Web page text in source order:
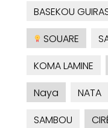
BASEKOU
SOUARE
KOMA LAMINE
Naya
NATA
SAMBOU